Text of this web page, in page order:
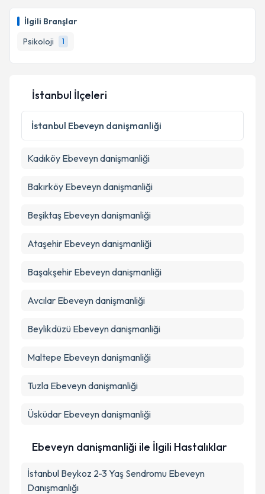
İlgili Branşlar
Psikoloji
1
takvim hazırlandığında e-posta ile bilgilendireceğiz.
E-posta Adresiniz
Kişisel verilerimin işlenmesine ilişkinAydınlatma
Metni
'ni okudum ve kişisel verilerimin belirtilen
kapsamda işlenmesini kabul ediyorum.
İstanbul İlçeleri
İstanbul Ebeveyn danişmanliği
Kadıköy Ebeveyn danişmanliği
Bakırköy Ebeveyn danişmanliği
Beşiktaş Ebeveyn danişmanliği
Ataşehir Ebeveyn danişmanliği
Başakşehir Ebeveyn danişmanliği
Avcılar Ebeveyn danişmanliği
Beylikdüzü Ebeveyn danişmanliği
Maltepe Ebeveyn danişmanliği
Tuzla Ebeveyn danişmanliği
Üsküdar Ebeveyn danişmanliği
Ebeveyn danişmanliği ile İlgili Hastalıklar
İstanbul Beykoz 2-3 Yaş Sendromu Ebeveyn
Danışmanlığı